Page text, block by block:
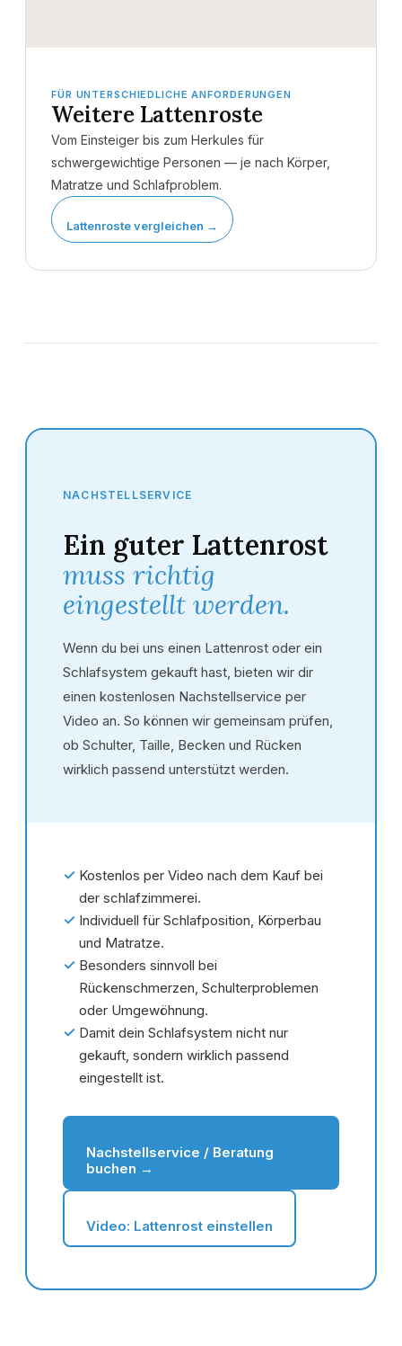
FÜR UNTERSCHIEDLICHE ANFORDERUNGEN
Weitere Lattenroste
Vom Einsteiger bis zum Herkules für
schwergewichtige Personen — je nach Körper,
Matratze und Schlafproblem.
Lattenroste vergleichen →
NACHSTELLSERVICE
Ein guter Lattenrost
muss richtig
eingestellt werden.
Wenn du bei uns einen Lattenrost oder ein
Schlafsystem gekauft hast, bieten wir dir
einen kostenlosen Nachstellservice per
Video an. So können wir gemeinsam prüfen,
ob Schulter, Taille, Becken und Rücken
wirklich passend unterstützt werden.
✓ Kostenlos per Video nach dem Kauf bei
der schlafzimmerei.
✓ Individuell für Schlafposition, Körperbau
und Matratze.
✓ Besonders sinnvoll bei
Rückenschmerzen, Schulterproblemen
oder Umgewöhnung.
✓ Damit dein Schlafsystem nicht nur
gekauft, sondern wirklich passend
eingestellt ist.
Nachstellservice / Beratung
buchen →
Video: Lattenrost einstellen